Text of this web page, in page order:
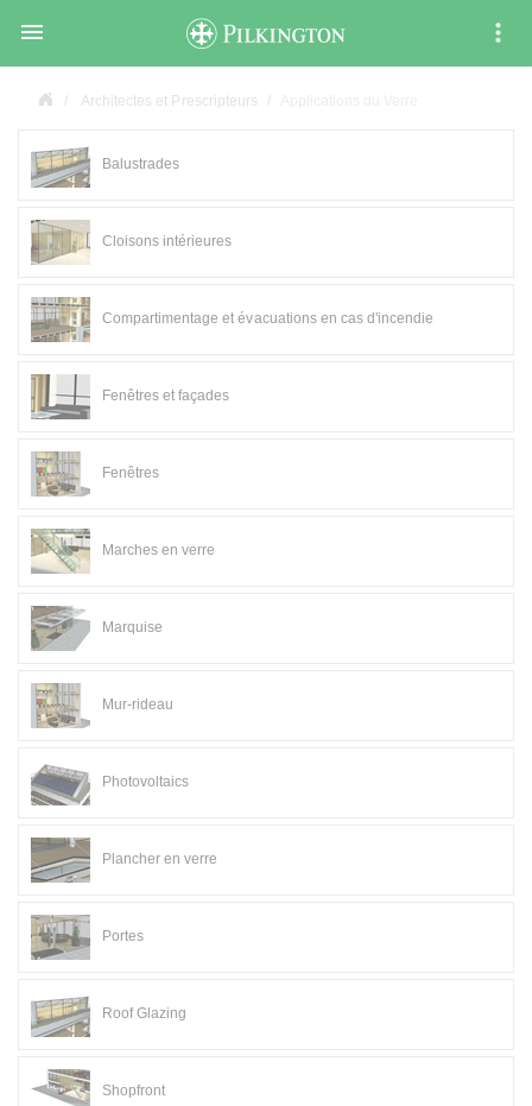

Architectes et Prescripteurs
Balustrades
Cloisons intérieures
Compartimentage et évacuations en cas d'incendie
Fenêtres et façades
Fenêtres
Marches en verre
Marquise
Mur-rideau
Photovoltaics
Plancher en verre
Portes
Roof Glazing
Shopfront